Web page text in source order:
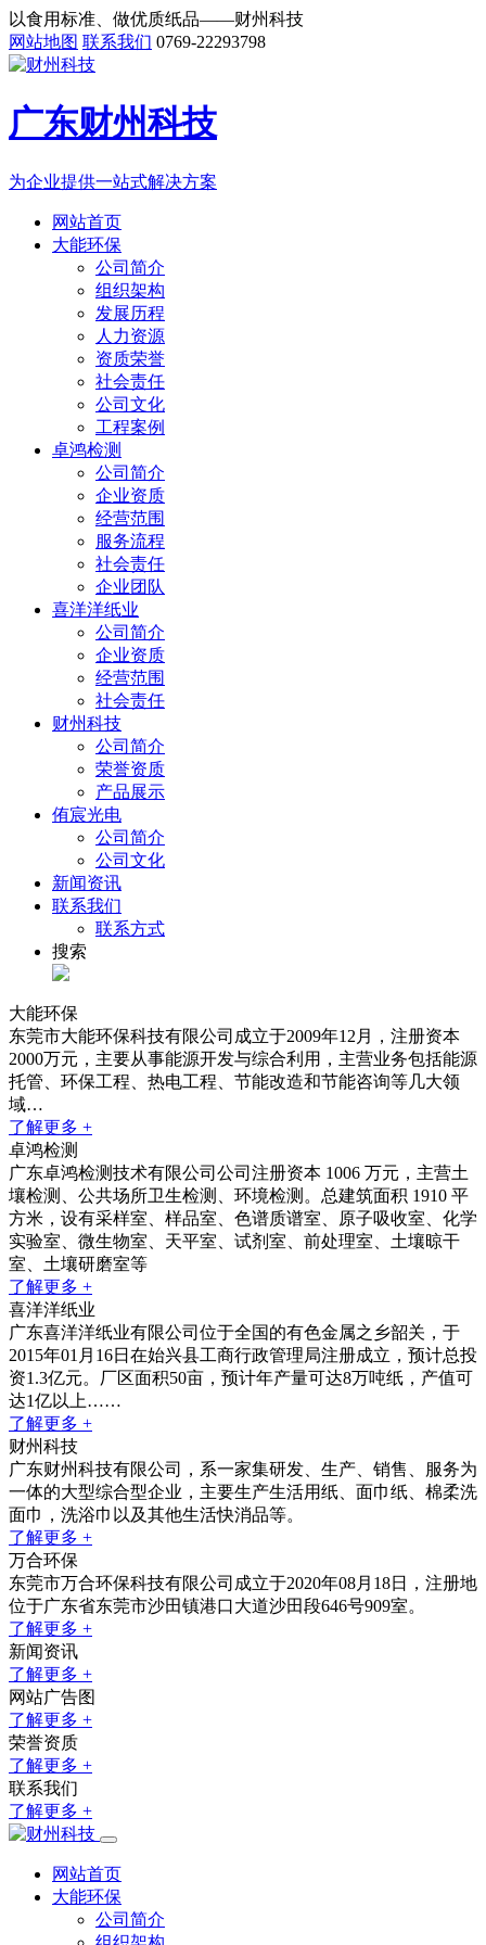
以食用标准、做优质纸品——财州科技
网站地图 联系我们 0769-22293798
广东财州科技
为企业提供一站式解决方案
网站首页
大能环保
公司简介
组织架构
发展历程
人力资源
资质荣誉
社会责任
公司文化
工程案例
卓鸿检测
公司简介
企业资质
经营范围
服务流程
社会责任
企业团队
喜洋洋纸业
公司简介
企业资质
经营范围
社会责任
财州科技
公司简介
荣誉资质
产品展示
侑宸光电
公司简介
公司文化
新闻资讯
联系我们
联系方式
搜索
大能环保
东莞市大能环保科技有限公司成立于2009年12月，注册资本
2000万元，主要从事能源开发与综合利用，主营业务包括能源
托管、环保工程、热电工程、节能改造和节能咨询等几大领
域…
了解更多 +
卓鸿检测
广东卓鸿检测技术有限公司公司注册资本 1006 万元，主营土
壤检测、公共场所卫生检测、环境检测。总建筑面积 1910 平
方米，设有采样室、样品室、色谱质谱室、原子吸收室、化学
实验室、微生物室、天平室、试剂室、前处理室、土壤晾干
室、土壤研磨室等
了解更多 +
喜洋洋纸业
广东喜洋洋纸业有限公司位于全国的有色金属之乡韶关，于
2015年01月16日在始兴县工商行政管理局注册成立，预计总投
资1.3亿元。厂区面积50亩，预计年产量可达8万吨纸，产值可
达1亿以上……
了解更多 +
财州科技
广东财州科技有限公司，系一家集研发、生产、销售、服务为
一体的大型综合型企业，主要生产生活用纸、面巾纸、棉柔洗
面巾，洗浴巾以及其他生活快消品等。
了解更多 +
万合环保
东莞市万合环保科技有限公司成立于2020年08月18日，注册地
位于广东省东莞市沙田镇港口大道沙田段646号909室。
了解更多 +
新闻资讯
了解更多 +
网站广告图
了解更多 +
荣誉资质
了解更多 +
联系我们
了解更多 +
网站首页
大能环保
公司简介